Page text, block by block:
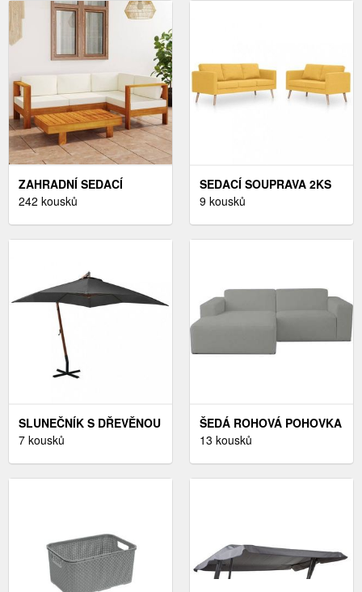
ZAHRADNÍ SEDACÍ
SOUPRAVA DEKORHOME,
242 kousků
SEDACÍ SOUPRAVA 2KS
LÁTKA / DŘEVO
9 kousků
SLUNEČNÍK S DŘEVĚNOU
TYČÍ Ø 300 CM
7 kousků
ŠEDÁ ROHOVÁ POHOVKA
ROXY - SCANDIC
13 kousků